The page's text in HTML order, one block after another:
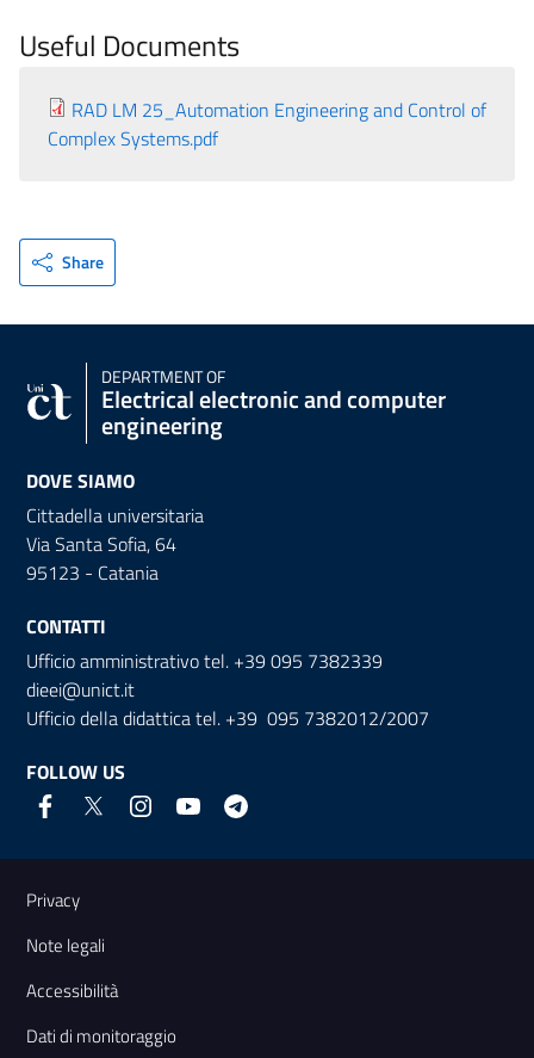
Useful Documents
RAD LM 25_Automation Engineering and Control of
Complex Systems.pdf
Share
DEPARTMENT OF
Electrical electronic and computer
engineering
DOVE SIAMO
Cittadella universitaria
Via Santa Sofia, 64
95123 - Catania
CONTATTI
Ufficio amministrativo tel. +39 095 7382339
dieei@unict.it
Ufficio della didattica tel. +39 095 7382012/2007
FOLLOW US
Useful links and information
Privacy
Note legali
Accessibilità
Dati di monitoraggio